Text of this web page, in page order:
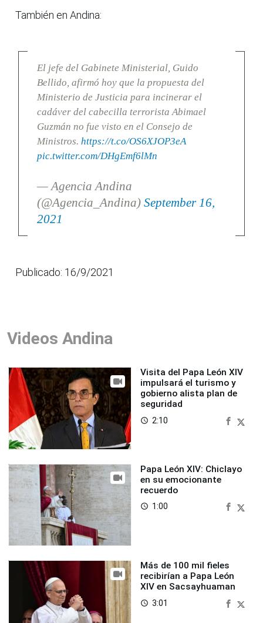
También en Andina:
El jefe del Gabinete Ministerial, Guido
Bellido, afirmó hoy que la propuesta del
Ministerio de Justicia para incinerar el
cadáver del cabecilla terrorista Abimael
Guzmán no fue visto en el Consejo de
Ministros. https://t.co/OS6XJOP3eA
pic.twitter.com/DHgEmf6lMn
— Agencia Andina
(@Agencia_Andina) September 16,
2021
Publicado: 16/9/2021
Videos Andina
Visita del Papa León XIV
impulsará el turismo y
gobierno alista plan de
seguridad
access_time 2:10
Papa León XIV: Chiclayo
en su emocionante
recuerdo
access_time 1:00
Más de 100 mil fieles
recibirían a Papa León
XIV en Sacsayhuaman
access_time 3:01